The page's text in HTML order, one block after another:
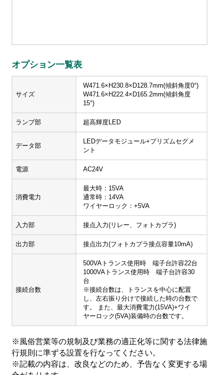
オプション一覧表
サイズ
W471.6×H230.8×D128.7mm(傾斜角度0°)
W471.6×H222.4×D165.2mm(傾斜角度
15°)
ランプ部 超高輝度LED
データ部
LEDデータモジュール+プリズムセグメ
ント
電源 AC24V
消費電力
最大時：15VA
通常時：14VA
ワイヤーロック：+5VA
入力部 接点入力(リレー、フォトカプラ)
出力部 接点出力(フォトカプラ接点容量10mA)
接続台数
500VAトランス使用時 端子台許容22台
1000VAトランス使用時 端子台許容30
台
※接続台数は、トランスを中心に配置
し、左右振り分けで接続した時の台数で
す。 また、最大消費電力(15VA)+ワイ
ヤーロック(5VA)装備時の台数です。
※風俗営業等の規制及び業務の適正化等に関する法律施
行規則に準ずる設置を行なってください。
※記載の内容は、改良などのため、予告なく変更する場